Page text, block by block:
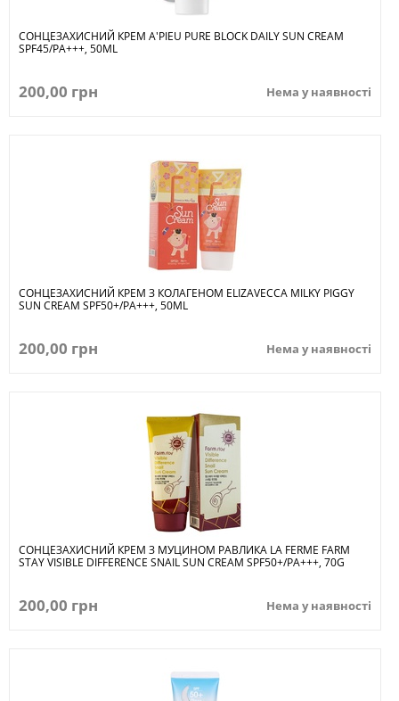
СОНЦЕЗАХИСНИЙ КРЕМ A'PIEU PURE BLOCK DAILY SUN CREAM
SPF45/PA+++, 50ML
200,00 грн Нема у наявності
СОНЦЕЗАХИСНИЙ КРЕМ З КОЛАГЕНОМ ELIZAVECCA MILKY PIGGY
SUN CREAM SPF50+/PA+++, 50ML
200,00 грн Нема у наявності
СОНЦЕЗАХИСНИЙ КРЕМ З МУЦИНОМ РАВЛИКА LA FERME FARM
STAY VISIBLE DIFFERENCE SNAIL SUN CREAM SPF50+/PA+++, 70G
200,00 грн Нема у наявності